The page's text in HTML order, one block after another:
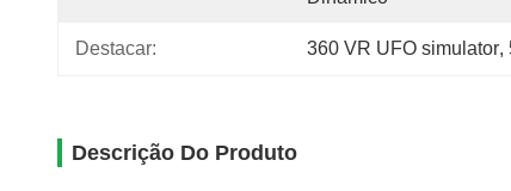
Destacar: 360 VR UFO simulator,
Descrição Do Produto